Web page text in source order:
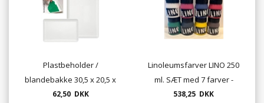
Plastbeholder /
blandebakke 30,5 x 20,5 x
3cm UDSOLGT
62,50 DKK
Linoleumsfarver LINO 250
ml. SÆT med 7 farver -
kunstnerkvalitet
538,25 DKK